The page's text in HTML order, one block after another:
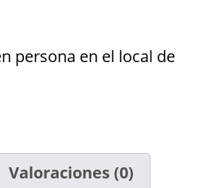
persona en el local de
Valoraciones (0)